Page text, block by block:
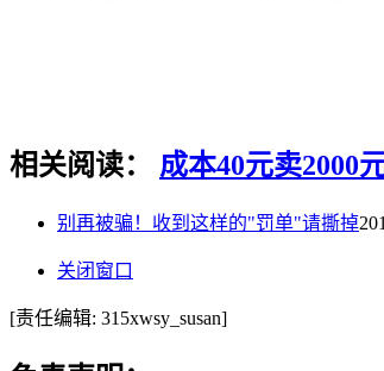
相关阅读： 成本40元卖2000
别再被骗！收到这样的"罚单"请撕掉
关闭窗口
[责任编辑: 315xwsy_susan]